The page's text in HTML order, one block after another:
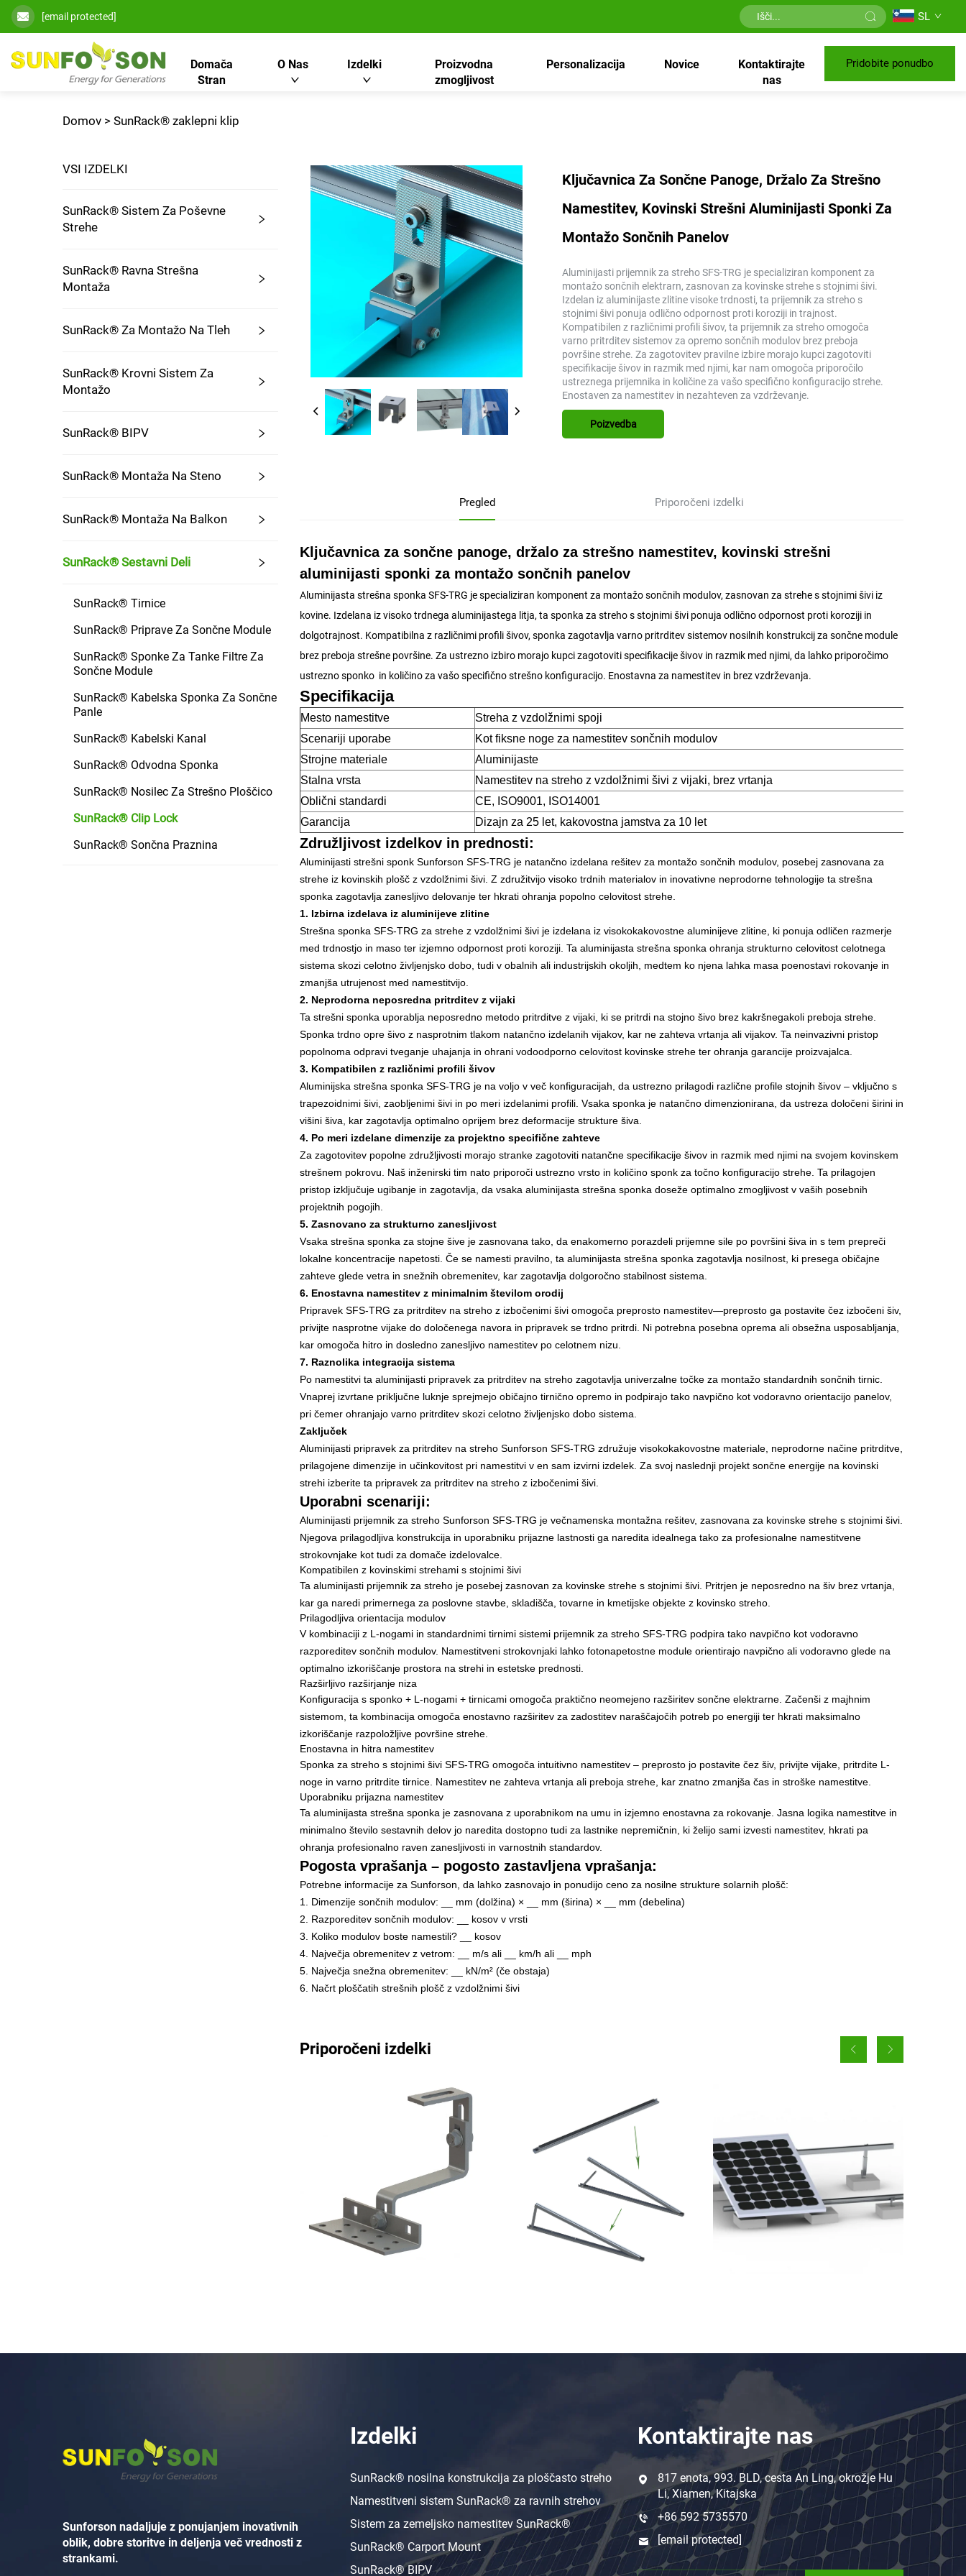
[email protected] SL
Domača
Stran
O Nas Izdelki
Proizvodna
zmogljivost
Personalizacija Novice
Kontaktirajte
nas
Pridobite ponudbo
Domov > SunRack® zaklepni klip
VSI IZDELKI
SunRack® Sistem Za Poševne
Strehe
SunRack® Ravna Strešna
Montaža
SunRack® Za Montažo Na Tleh
SunRack® Krovni Sistem Za
Montažo
SunRack® BIPV
SunRack® Montaža Na Steno
SunRack® Montaža Na Balkon
SunRack® Sestavni Deli
SunRack® Tirnice
SunRack® Priprave Za Sončne Module
SunRack® Sponke Za Tanke Filtre Za
Sončne Module
SunRack® Kabelska Sponka Za Sončne
Panle
SunRack® Kabelski Kanal
SunRack® Odvodna Sponka
SunRack® Nosilec Za Strešno Ploščico
SunRack® Clip Lock
SunRack® Sončna Praznina
Ključavnica Za Sončne Panoge, Držalo Za Strešno
Namestitev, Kovinski Strešni Aluminijasti Sponki Za
Montažo Sončnih Panelov
Aluminijasti prijemnik za streho SFS-TRG je specializiran komponent za
montažo sončnih elektrarn, zasnovan za kovinske strehe s stojnimi šivi.
Izdelan iz aluminijaste zlitine visoke trdnosti, ta prijemnik za streho s
stojnimi šivi ponuja odlično odpornost proti koroziji in trajnost.
Kompatibilen z različnimi profili šivov, ta prijemnik za streho omogoča
varno pritrditev sistemov za opremo sončnih modulov brez preboja
površine strehe. Za zagotovitev pravilne izbire morajo kupci zagotoviti
specifikacije šivov in razmik med njimi, kar nam omogoča priporočilo
ustreznega prijemnika in količine za vašo specifično konfiguracijo strehe.
Enostaven za namestitev in nezahteven za vzdrževanje.
Poizvedba
Pregled Priporočeni izdelki
Ključavnica za sončne panoge, držalo za strešno namestitev, kovinski strešni
aluminijasti sponki za montažo sončnih panelov
Aluminijasta strešna sponka SFS-TRG je specializiran komponent za montažo sončnih modulov, zasnovan za strehe s stojnimi šivi iz
kovine. Izdelana iz visoko trdnega aluminijastega litja, ta sponka za streho s stojnimi šivi ponuja odlično odpornost proti koroziji in
dolgotrajnost. Kompatibilna z različnimi profili šivov, sponka zagotavlja varno pritrditev sistemov nosilnih konstrukcij za sončne module
brez preboja strešne površine. Za ustrezno izbiro morajo kupci zagotoviti specifikacije šivov in razmik med njimi, da lahko priporočimo
ustrezno sponko in količino za vašo specifično strešno konfiguracijo. Enostavna za namestitev in brez vzdrževanja.
Specifikacija
Mesto namestitve
Streha z vzdolžnimi spoji
Scenariji uporabe
Kot fiksne noge za namestitev sončnih modulov
Strojne materiale
Aluminijaste
Stalna vrsta
Namestitev na streho z vzdolžnimi šivi z vijaki, brez vrtanja
Oblični standardi
CE, ISO9001, ISO14001
Garancija
Dizajn za 25 let, kakovostna jamstva za 10 let
Združljivost izdelkov in prednosti:
Aluminijasti strešni sponk Sunforson SFS-TRG je natančno izdelana rešitev za montažo sončnih modulov, posebej zasnovana za
strehe iz kovinskih plošč z vzdolžnimi šivi. Z združitvijo visoko trdnih materialov in inovativne neprodorne tehnologije ta strešna
sponka zagotavlja zanesljivo delovanje ter hkrati ohranja popolno celovitost strehe.
1. Izbirna izdelava iz aluminijeve zlitine
Strešna sponka SFS-TRG za strehe z vzdolžnimi šivi je izdelana iz visokokakovostne aluminijeve zlitine, ki ponuja odličen razmerje
med trdnostjo in maso ter izjemno odpornost proti koroziji. Ta aluminijasta strešna sponka ohranja strukturno celovitost celotnega
sistema skozi celotno življenjsko dobo, tudi v obalnih ali industrijskih okoljih, medtem ko njena lahka masa poenostavi rokovanje in
zmanjša utrujenost med namestitvijo.
2. Neprodorna neposredna pritrditev z vijaki
Ta strešni sponka uporablja neposredno metodo pritrditve z vijaki, ki se pritrdi na stojno šivo brez kakršnegakoli preboja strehe.
Sponka trdno opre šivo z nasprotnim tlakom natančno izdelanih vijakov, kar ne zahteva vrtanja ali vijakov. Ta neinvazivni pristop
popolnoma odpravi tveganje uhajanja in ohrani vodoodporno celovitost kovinske strehe ter ohranja garancije proizvajalca.
3. Kompatibilen z različnimi profili šivov
Aluminijska strešna sponka SFS-TRG je na voljo v več konfiguracijah, da ustrezno prilagodi različne profile stojnih šivov – vključno s
trapezoidnimi šivi, zaobljenimi šivi in po meri izdelanimi profili. Vsaka sponka je natančno dimenzionirana, da ustreza določeni širini in
višini šiva, kar zagotavlja optimalno oprijem brez deformacije strukture šiva.
4. Po meri izdelane dimenzije za projektno specifične zahteve
Za zagotovitev popolne združljivosti morajo stranke zagotoviti natančne specifikacije šivov in razmik med njimi na svojem kovinskem
strešnem pokrovu. Naš inženirski tim nato priporoči ustrezno vrsto in količino sponk za točno konfiguracijo strehe. Ta prilagojen
pristop izključuje ugibanje in zagotavlja, da vsaka aluminijasta strešna sponka doseže optimalno zmogljivost v vaših posebnih
projektnih pogojih.
5. Zasnovano za strukturno zanesljivost
Vsaka strešna sponka za stojne šive je zasnovana tako, da enakomerno porazdeli prijemne sile po površini šiva in s tem prepreči
lokalne koncentracije napetosti. Če se namesti pravilno, ta aluminijasta strešna sponka zagotavlja nosilnost, ki presega običajne
zahteve glede vetra in snežnih obremenitev, kar zagotavlja dolgoročno stabilnost sistema.
6. Enostavna namestitev z minimalnim številom orodij
Pripravek SFS-TRG za pritrditev na streho z izbočenimi šivi omogoča preprosto namestitev—preprosto ga postavite čez izbočeni šiv,
privijte nasprotne vijake do določenega navora in pripravek se trdno pritrdi. Ni potrebna posebna oprema ali obsežna usposabljanja,
kar omogoča hitro in dosledno zanesljivo namestitev po celotnem nizu.
7. Raznolika integracija sistema
Po namestitvi ta aluminijasti pripravek za pritrditev na streho zagotavlja univerzalne točke za montažo standardnih sončnih tirnic.
Vnaprej izvrtane priključne luknje sprejmejo običajno tirnično opremo in podpirajo tako navpično kot vodoravno orientacijo panelov,
pri čemer ohranjajo varno pritrditev skozi celotno življenjsko dobo sistema.
Zaključek
Aluminijasti pripravek za pritrditev na streho Sunforson SFS-TRG združuje visokokakovostne materiale, neprodorne načine pritrditve,
prilagojene dimenzije in učinkovitost pri namestitvi v en sam izvirni izdelek. Za svoj naslednji projekt sončne energije na kovinski
strehi izberite ta pripravek za pritrditev na streho z izbočenimi šivi.
Uporabni scenariji:
Aluminijasti prijemnik za streho Sunforson SFS-TRG je večnamenska montažna rešitev, zasnovana za kovinske strehe s stojnimi šivi.
Njegova prilagodljiva konstrukcija in uporabniku prijazne lastnosti ga naredita idealnega tako za profesionalne namestitvene
strokovnjake kot tudi za domače izdelovalce.
Kompatibilen z kovinskimi strehami s stojnimi šivi
Ta aluminijasti prijemnik za streho je posebej zasnovan za kovinske strehe s stojnimi šivi. Pritrjen je neposredno na šiv brez vrtanja,
kar ga naredi primernega za poslovne stavbe, skladišča, tovarne in kmetijske objekte z kovinsko streho.
Prilagodljiva orientacija modulov
V kombinaciji z L-nogami in standardnimi tirnimi sistemi prijemnik za streho SFS-TRG podpira tako navpično kot vodoravno
razporeditev sončnih modulov. Namestitveni strokovnjaki lahko fotonapetostne module orientirajo navpično ali vodoravno glede na
optimalno izkoriščanje prostora na strehi in estetske prednosti.
Razširljivo razširjanje niza
Konfiguracija s sponko + L-nogami + tirnicami omogoča praktično neomejeno razširitev sončne elektrarne. Začenši z majhnim
sistemom, ta kombinacija omogoča enostavno razširitev za zadostitev naraščajočih potreb po energiji ter hkrati maksimalno
izkoriščanje razpoložljive površine strehe.
Enostavna in hitra namestitev
Sponka za streho s stojnimi šivi SFS-TRG omogoča intuitivno namestitev – preprosto jo postavite čez šiv, privijte vijake, pritrdite L-
noge in varno pritrdite tirnice. Namestitev ne zahteva vrtanja ali preboja strehe, kar znatno zmanjša čas in stroške namestitve.
Uporabniku prijazna namestitev
Ta aluminijasta strešna sponka je zasnovana z uporabnikom na umu in izjemno enostavna za rokovanje. Jasna logika namestitve in
minimalno število sestavnih delov jo naredita dostopno tudi za lastnike nepremičnin, ki želijo sami izvesti namestitev, hkrati pa
ohranja profesionalno raven zanesljivosti in varnostnih standardov.
Pogosta vprašanja – pogosto zastavljena vprašanja:
Potrebne informacije za Sunforson, da lahko zasnovajo in ponudijo ceno za nosilne strukture solarnih plošč:
1. Dimenzije sončnih modulov: __ mm (dolžina) × __ mm (širina) × __ mm (debelina)
2. Razporeditev sončnih modulov: __ kosov v vrsti
3. Koliko modulov boste namestili? __ kosov
4. Največja obremenitev z vetrom: __ m/s ali __ km/h ali __ mph
5. Največja snežna obremenitev: __ kN/m² (če obstaja)
6. Načrt ploščatih strešnih plošč z vzdolžnimi šivi
Priporočeni izdelki
Sunforson nadaljuje z ponujanjem inovativnih
oblik, dobre storitve in deljenja več vrednosti z
strankami.
Izdelki
SunRack® nosilna konstrukcija za ploščasto streho
Namestitveni sistem SunRack® za ravnih strehov
Sistem za zemeljsko namestitev SunRack®
SunRack® Carport Mount
SunRack® BIPV
Kontaktirajte nas
817 enota, 993. BLD, cesta An Ling, okrožje Hu
Li, Xiamen, Kitajska
+86 592 5735570
[email protected]